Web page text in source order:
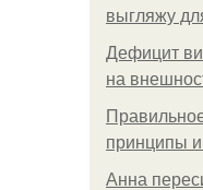
выгляжу
Дефицит
на
принципы
Анна